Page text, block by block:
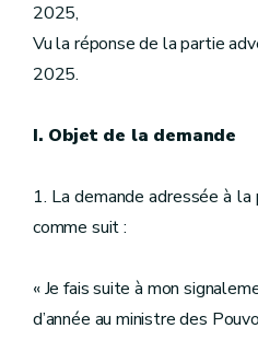
2025,
Vu la réponse de la partie
2025.
I. Objet de la demande
1. La demande adressée à
comme suit :
« Je fais suite à mon
d’année au ministre des